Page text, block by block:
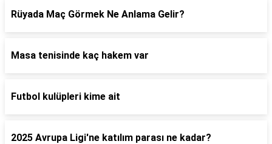
Rüyada Maç Görmek Ne Anlama Gelir?
Masa tenisinde kaç hakem var
Futbol kulüpleri kime ait
2025 Avrupa Ligi'ne katılım parası ne kadar?